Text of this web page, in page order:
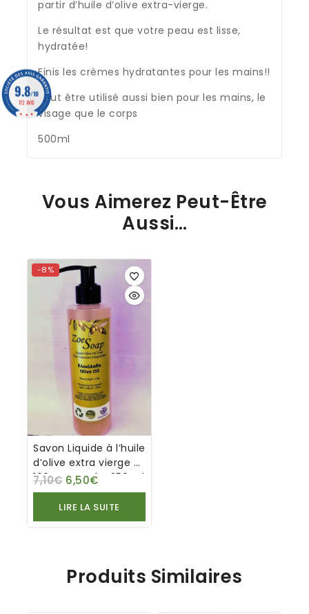
partir d’huile d’olive extra-vierge.
Le résultat est que votre peau est lisse,
hydratée!
Finis les crèmes hydratantes pour les mains!!
Peut être utilisé aussi bien pour les mains, le
visage que le corps
500ml
Vous Aimerez Peut-Être
Aussi…
-8%
Savon Liquide à l’huile
d’olive extra vierge –
100% naturel – 250 ml
7,10€ 6,50€
LIRE LA SUITE
Produits Similaires
9.8/10
172 AVIS